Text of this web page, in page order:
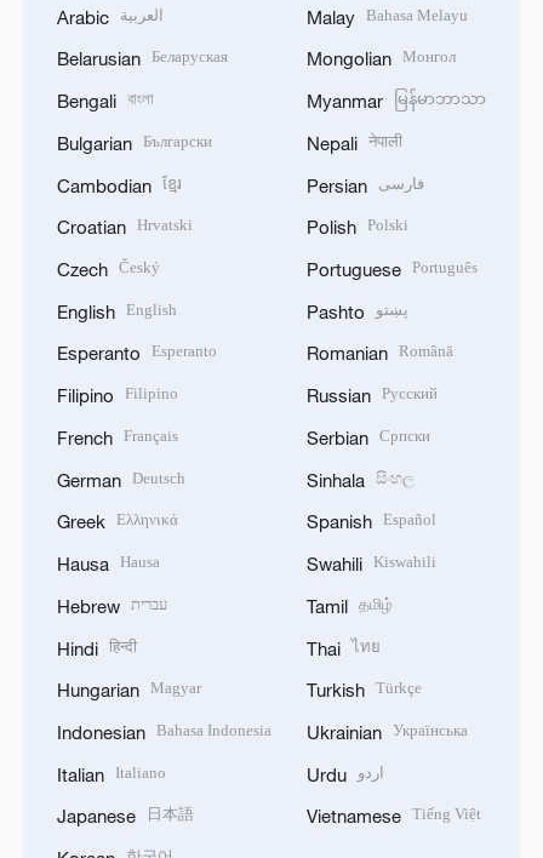
Arabic العربية
Belarusian Беларуская
Bengali বাংলা
Bulgarian Български
Cambodian ខ្មែរ
Croatian Hrvatski
Czech Český
English English
Esperanto Esperanto
Filipino Filipino
French Français
German Deutsch
Greek Ελληνικά
Hausa Hausa
Hebrew עברית
Hindi हिन्दी
Hungarian Magyar
Indonesian Bahasa Indonesia
Italian Italiano
Japanese 日本語
Malay Bahasa Melayu
Mongolian Монгол
Myanmar မြန်မာဘာသာ
Nepali नेपाली
Persian فارسی
Polish Polski
Portuguese Português
Pashto پښتو
Romanian Română
Russian Русский
Serbian Српски
Sinhala සිංහල
Spanish Español
Swahili Kiswahili
Tamil தமிழ்
Thai ไทย
Turkish Türkçe
Ukrainian Українська
Urdu اردو
Vietnamese Tiếng Việt